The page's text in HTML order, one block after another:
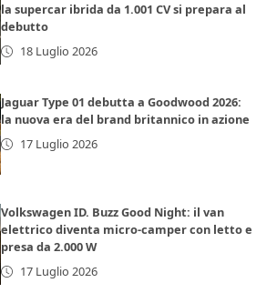
la supercar ibrida da 1.001 CV si prepara al
debutto
18 Luglio 2026
Jaguar Type 01 debutta a Goodwood 2026:
la nuova era del brand britannico in azione
17 Luglio 2026
Volkswagen ID. Buzz Good Night: il van
elettrico diventa micro-camper con letto e
presa da 2.000 W
17 Luglio 2026